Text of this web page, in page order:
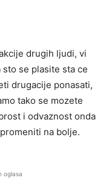
drugih ljudi, vi
se plasite sta ce
drugacije ponasati,
tako se mozete
i odvaznost onda
na bolje.
oglasa